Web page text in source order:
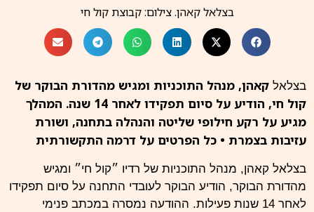
בצלאל קאהן. צילום: קבוצת קול חי
בצלאל קאהן, מנהל התוכניות ומגיש מהדורת הבוקר של
קול חי, הודיע על סיום תפקידו לאחר 14 שנה. המהלך
מגיע על רקע חילופי שליטה והנהלה בתחנה, ושורת
עזיבות בצמרת • כל הפרטים על דרמה התקשורתית
בצלאל קאהן, מנהל התוכניות של רדיו ״קול חי״ ומגיש
מהדורת הבוקר, הודיע הבוקר לעובדי התחנה על סיום תפקידו
לאחר 14 שנות פעילות. ההודעה נמסרה במכתב פנימי